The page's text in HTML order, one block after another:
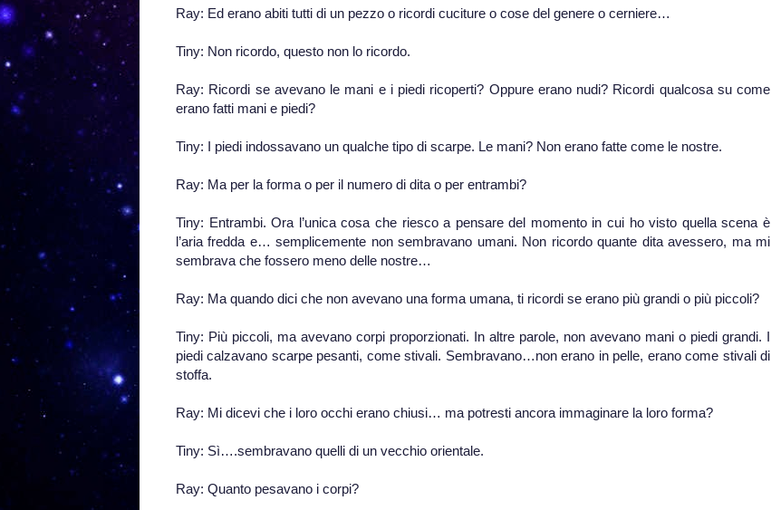
Ray: Ed erano abiti tutti di un pezzo o ricordi cuciture o cose del genere o cerniere…
Tiny: Non ricordo, questo non lo ricordo.
Ray: Ricordi se avevano le mani e i piedi ricoperti? Oppure erano nudi? Ricordi qualcosa su come
erano fatti mani e piedi?
Tiny: I piedi indossavano un qualche tipo di scarpe. Le mani? Non erano fatte come le nostre.
Ray: Ma per la forma o per il numero di dita o per entrambi?
Tiny: Entrambi. Ora l’unica cosa che riesco a pensare del momento in cui ho visto quella scena è
l’aria fredda e… semplicemente non sembravano umani. Non ricordo quante dita avessero, ma mi
sembrava che fossero meno delle nostre…
Ray: Ma quando dici che non avevano una forma umana, ti ricordi se erano più grandi o più piccoli?
Tiny: Più piccoli, ma avevano corpi proporzionati. In altre parole, non avevano mani o piedi grandi. I
piedi calzavano scarpe pesanti, come stivali. Sembravano…non erano in pelle, erano come stivali di
stoffa.
Ray: Mi dicevi che i loro occhi erano chiusi… ma potresti ancora immaginare la loro forma?
Tiny: Sì….sembravano quelli di un vecchio orientale.
Ray: Quanto pesavano i corpi?